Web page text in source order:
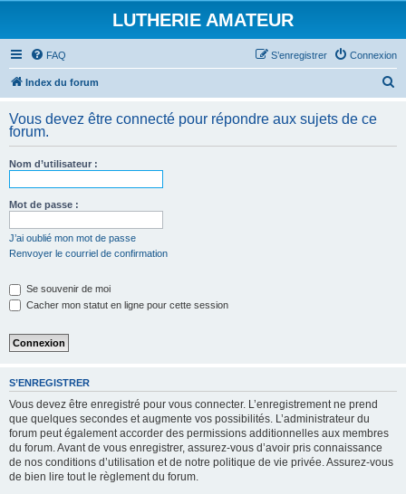
LUTHERIE AMATEUR
FAQ Connexion
S’enregistrer
Index du forum
h
Vous devez être connecté pour répondre aux sujets de ce
forum.
Nom d’utilisateur :
Mot de passe :
J’ai oublié mon mot de passe
Renvoyer le courriel de confirmation
Se souvenir de moi
Cacher mon statut en ligne pour cette session
S’ENREGISTRER
Vous devez être enregistré pour vous connecter. L’enregistrement ne prend
que quelques secondes et augmente vos possibilités. L’administrateur du
forum peut également accorder des permissions additionnelles aux membres
du forum. Avant de vous enregistrer, assurez-vous d’avoir pris connaissance
de nos conditions d’utilisation et de notre politique de vie privée. Assurez-vous
de bien lire tout le règlement du forum.